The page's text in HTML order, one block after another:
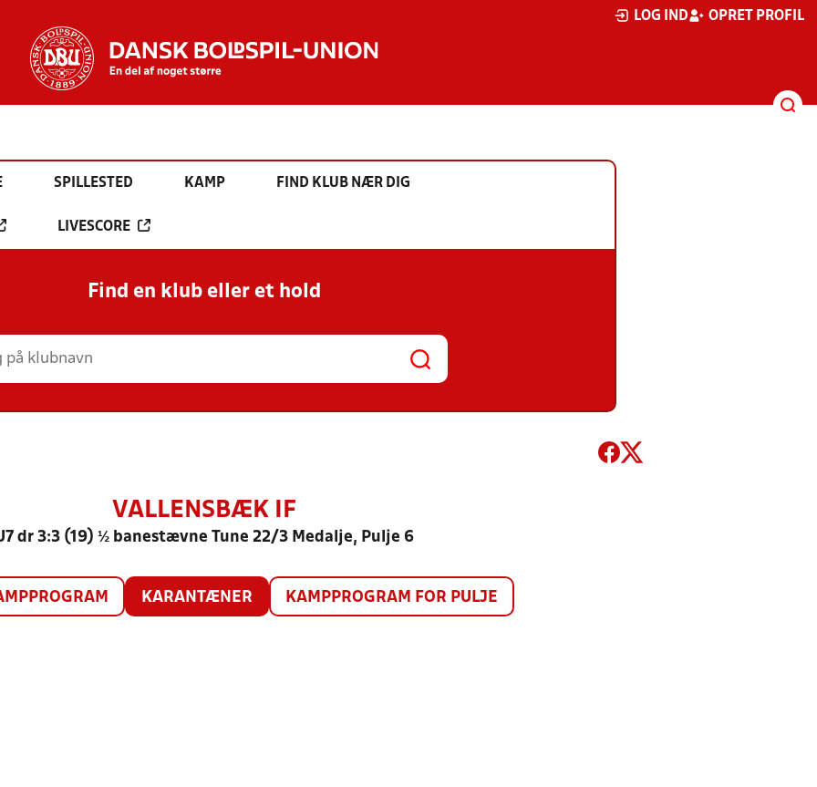
LOG IND OPRET PROFIL
SPILLESTED KAMP FIND KLUB NÆR DIG
LIVESCORE
Find en klub eller et hold
VALLENSBÆK IF
dr 3:3 (19) ½ banestævne Tune 22/3 Medalje, Pulje 6
KARANTÆNER KAMPPROGRAM FOR PULJE